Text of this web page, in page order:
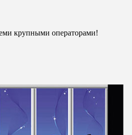
крупными операторами!